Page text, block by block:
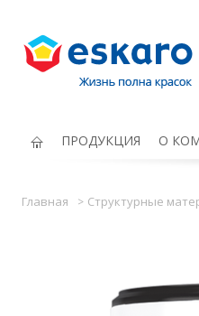
ПРОДУКЦИЯ О
Главная Структурные